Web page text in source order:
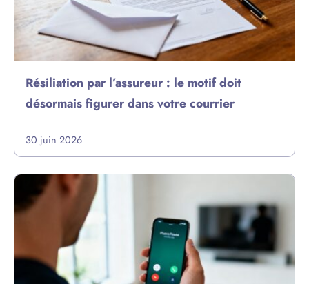
Résiliation par l’assureur : le motif doit
désormais figurer dans votre courrier
30 juin 2026